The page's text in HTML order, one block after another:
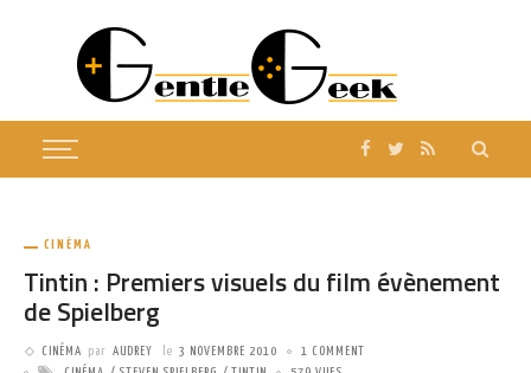
CINÉMA
Tintin : Premiers visuels du film évènement
de Spielberg
CINÉMA par AUDREY le 3 NOVEMBRE 2010
1 COMMENT